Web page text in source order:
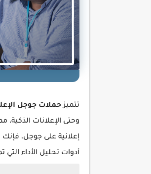
تتميزحملات جوجل
وحتى الإعلانات
إعلانية على جوجل،
أدوات تحليل الأداء